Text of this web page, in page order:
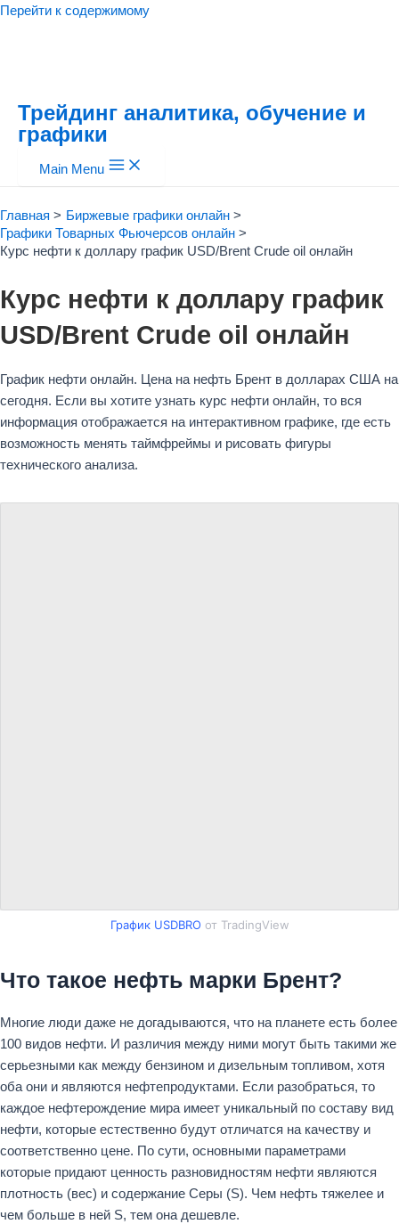
Перейти к содержимому
Трейдинг аналитика, обучение и
графики
Main Menu
Главная
Биржевые графики онлайн
Графики Товарных Фьючерсов онлайн
Курс нефти к доллару график USD/Brent Crude oil онлайн
Курс нефти к доллару график
USD/Brent Crude oil онлайн
График нефти онлайн. Цена на нефть Брент в долларах США на
сегодня. Если вы хотите узнать курс нефти онлайн, то вся
информация отображается на интерактивном графике, где есть
возможность менять таймфреймы и рисовать фигуры
технического анализа.
График USDBRO от TradingView
Что такое нефть марки Брент?
Многие люди даже не догадываются, что на планете есть более
100 видов нефти. И различия между ними могут быть такими же
серьезными как между бензином и дизельным топливом, хотя
оба они и являются нефтепродуктами. Если разобраться, то
каждое нефтерождение мира имеет уникальный по составу вид
нефти, которые естественно будут отличатся на качеству и
соответственно цене. По сути, основными параметрами
которые придают ценность разновидностям нефти являются
плотность (вес) и содержание Серы (S). Чем нефть тяжелее и
чем больше в ней S, тем она дешевле.